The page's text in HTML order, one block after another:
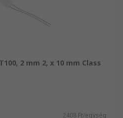
2 mm 2, x 10 mm Class
2408 Ft/egység